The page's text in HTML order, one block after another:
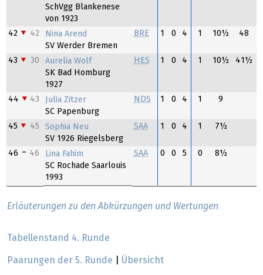
SchVgg Blankenese
von 1923
42 42
Nina Arend
SV Werder Bremen
BRE 1 0 4 1 10½ 48
43 30
Aurelia Wolf
SK Bad Homburg
1927
HES 1 0 4 1 10½ 41½
44 43
Julia Zitzer
SC Papenburg
NDS 1 0 4 1 9
45 45
Sophia Neu
SV 1926 Riegelsberg
SAA 1 0 4 1 7½
46 46
Lina Fahim
SC Rochade Saarlouis
1993
SAA 0 0 5 0 8½
Erläuterungen zu den Abkürzungen und Wertungen
Tabellenstand 4. Runde
Paarungen der 5. Runde Übersicht